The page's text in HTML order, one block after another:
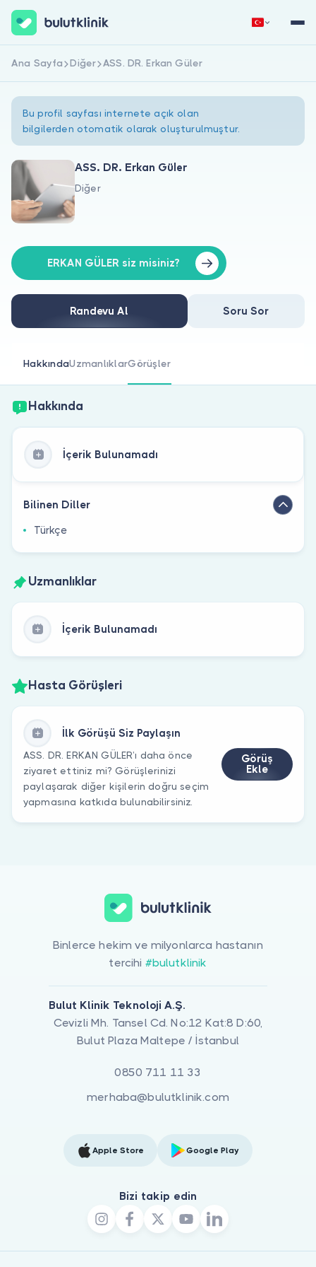
Hakkımızda
Doktorlar için
Doktor musunuz?
Hemen Kaydol
Ana Sayfa Diğer ASS. DR. Erkan Güler
Bu profil sayfası internete açık olan
bilgilerden otomatik olarak oluşturulmuştur.
ASS. DR. Erkan Güler
Diğer
ERKAN GÜLER siz misiniz?
Randevu Al Soru Sor
HakkındaUzmanlıklarGörüşler
Hakkında
İçerik Bulunamadı
Bilinen Diller
Türkçe
Uzmanlıklar
İçerik Bulunamadı
Hasta Görüşleri
İlk Görüşü Siz Paylaşın
ASS. DR. ERKAN GÜLER’ı daha önce
ziyaret ettiniz mi? Görüşlerinizi
paylaşarak diğer kişilerin doğru seçim
yapmasına katkıda bulunabilirsiniz.
Görüş
Ekle
Binlerce hekim ve milyonlarca hastanın
tercihi #bulutklinik
Bulut Klinik Teknoloji A.Ş.
Cevizli Mh. Tansel Cd. No:12 Kat:8 D:60,
Bulut Plaza Maltepe / İstanbul
0850 711 11 33
merhaba@bulutklinik.com
Apple Store Google Play
Bizi takip edin